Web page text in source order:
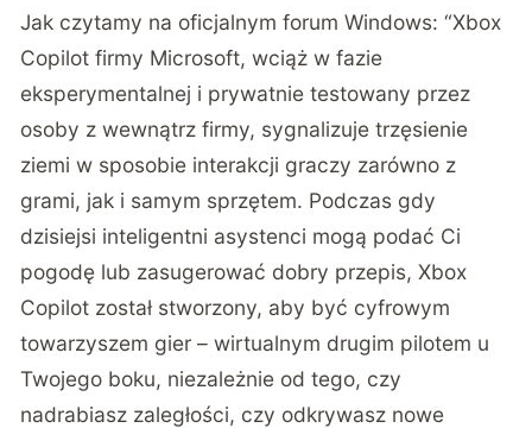
Jak czytamy na oficjalnym forum Windows: “Xbox
Copilot firmy Microsoft, wciąż w fazie
eksperymentalnej i prywatnie testowany przez
osoby z wewnątrz firmy, sygnalizuje trzęsienie
ziemi w sposobie interakcji graczy zarówno z
grami, jak i samym sprzętem. Podczas gdy
dzisiejsi inteligentni asystenci mogą podać Ci
pogodę lub zasugerować dobry przepis, Xbox
Copilot został stworzony, aby być cyfrowym
towarzyszem gier – wirtualnym drugim pilotem u
Twojego boku, niezależnie od tego, czy
nadrabiasz zaległości, czy odkrywasz nowe